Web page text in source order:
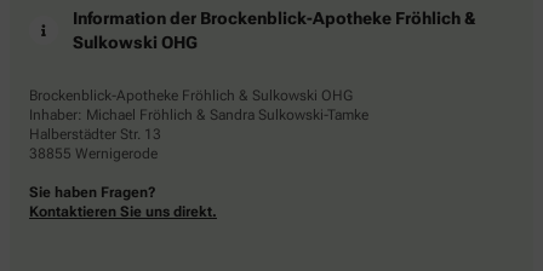
Information der Brockenblick-Apotheke Fröhlich &
Sulkowski OHG
Brockenblick-Apotheke Fröhlich & Sulkowski OHG
Inhaber: Michael Fröhlich & Sandra Sulkowski-Tamke
Halberstädter Str. 13
38855 Wernigerode
Sie haben Fragen?
Kontaktieren Sie uns direkt.